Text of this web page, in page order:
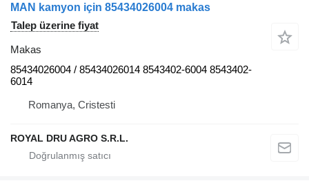
MAN kamyon için 85434026004 makas
Talep üzerine fiyat
Makas
85434026004 / 85434026014 8543402-6004 8543402-
6014
Romanya, Cristesti
ROYAL DRU AGRO S.R.L.